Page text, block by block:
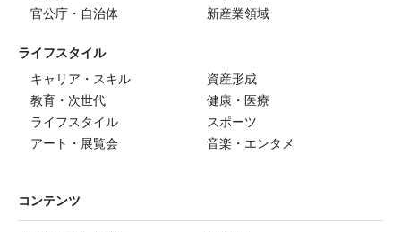
官公庁・自治体
新産業領域
ライフスタイル
キャリア・スキル
資産形成
教育・次世代
健康・医療
ライフスタイル
スポーツ
アート・展覧会
音楽・エンタメ
コンテンツ